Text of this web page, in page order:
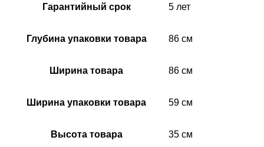
Гарантийный срок 5 лет
Глубина упаковки товара 86 см
Ширина товара 86 см
Ширина упаковки товара 59 см
Высота товара 35 см